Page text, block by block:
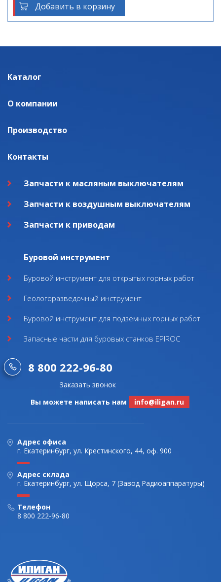
Добавить в корзину
Каталог
О компании
Производство
Контакты
Запчасти к масляным выключателям
Запчасти к воздушным выключателям
Запчасти к приводам
Буровой инструмент
Буровой инструмент для открытых горных работ
Геологоразведочный инструмент
Буровой инструмент для подземных горных работ
Запасные части для буровых станков EPIROC
8 800 222-96-80
Заказать звонок
Вы можете написать нам
info@iligan.ru
Адрес офиса
г. Екатеринбург, ул. Крестинского, 44, оф. 900
Адрес склада
г. Екатеринбург, ул. Щорса, 7 (Завод Радиоаппаратуры)
Телефон
8 800 222-96-80